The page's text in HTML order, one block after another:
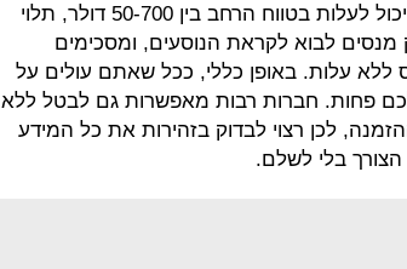
בטיסות של אמריקן איירליינס השינוי יכול לעלות בטווח הרחב בין 50-700 דולר, תלוי
מנסים לבוא לקראת הנוסעים, ומסכימים
ללא עלות. באופן כללי, ככל שאתם עולים על
פחות. חברות רבות מאפשרות גם לבטל ללא
שעות מרגע ההזמנה, לכן רצוי לבדוק בזהירות את כל המידע
בלי לשלם.